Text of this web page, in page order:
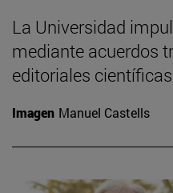
La Universidad
mediante acuerdos
editoriales científicas
Imagen Manuel Castells